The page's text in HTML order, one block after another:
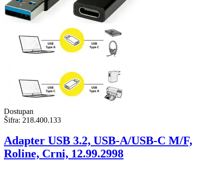
Dostupan
Šifra: 218.400.133
Adapter USB 3.2, USB-A/USB-C M/F,
Roline, Crni, 12.99.2998